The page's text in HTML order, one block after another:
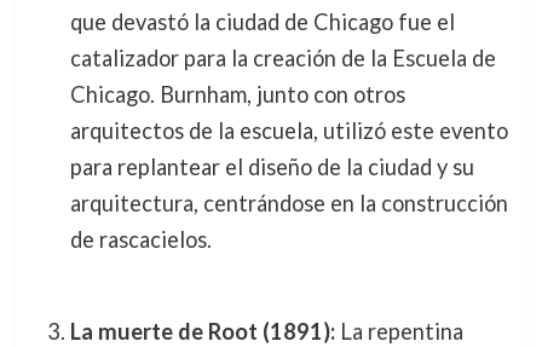
que devastó la ciudad de Chicago fue el
catalizador para la creación de la Escuela de
Chicago. Burnham, junto con otros
arquitectos de la escuela, utilizó este evento
para replantear el diseño de la ciudad y su
arquitectura, centrándose en la construcción
de rascacielos.
La muerte de Root (1891):La repentina